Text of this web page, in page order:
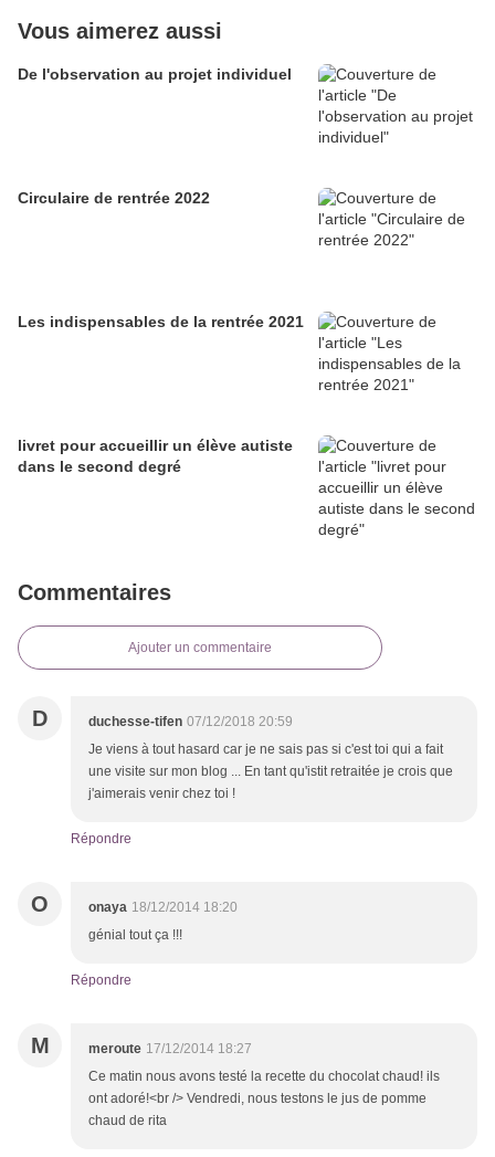
Vous aimerez aussi
De l'observation au projet individuel
Circulaire de rentrée 2022
Les indispensables de la rentrée 2021
livret pour accueillir un élève autiste
dans le second degré
Commentaires
Ajouter un commentaire
D duchesse-tifen 07/12/2018 20:59
Je viens à tout hasard car je ne sais pas si c'est toi qui a fait
une visite sur mon blog ... En tant qu'istit retraitée je crois que
j'aimerais venir chez toi !
Répondre
O onaya 18/12/2014 18:20
génial tout ça !!!
Répondre
M meroute 17/12/2014 18:27
Ce matin nous avons testé la recette du chocolat chaud! ils
ont adoré!<br /> Vendredi, nous testons le jus de pomme
chaud de rita